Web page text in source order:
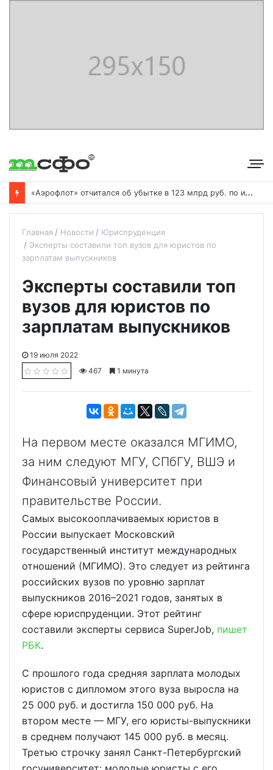
«
Аэрофлот» отчитался об убытке в 123 млрд руб. по итогам года пандемии
Главная Новости
Юриспруденция
Эксперты составили топ вузов для юристов по
зарплатам выпускников
Эксперты составили топ
вузов для юристов по
зарплатам выпускников
19 июля 2022
467
1 минута
На первом месте оказался МГИМО,
за ним следуют МГУ, СПбГУ, ВШЭ и
Финансовый университет при
правительстве России.
Самых высокооплачиваемых юристов в
России выпускает Московский
государственный институт международных
отношений (МГИМО). Это следует из рейтинга
российских вузов по уровню зарплат
выпускников 2016–2021 годов, занятых в
сфере юриспруденции. Этот рейтинг
составили эксперты сервиса SuperJob, пишет
РБК.
С прошлого года средняя зарплата молодых
юристов с дипломом этого вуза выросла на
25 000 руб. и достигла 150 000 руб. На
втором месте — МГУ, его юристы-выпускники
в среднем получают 145 000 руб. в месяц.
Третью строчку занял Санкт-Петербургский